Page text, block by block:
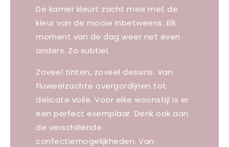
De kamer kleurt zacht mee met de
kleur van de mooie inbetweens. Elk
moment van de dag weer net even
anders. Zo subtiel.
Zoveel tinten, zoveel dessins. Van
fluweelzachte overgordijnen tot
delicate voile. Voor elke woonstijl is er
een perfect exemplaar. Denk ook aan
de verschillende
confectiemogelijkheden. Van